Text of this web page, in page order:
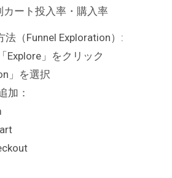
カート投入率・購入率
（Funnel Exploration）:
Explore」をクリック
」を選択
加：